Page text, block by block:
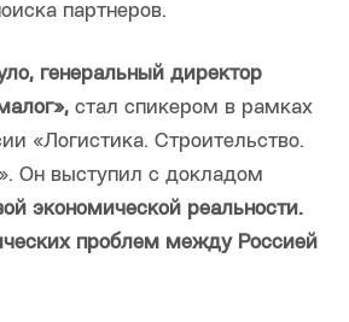
партнеров.
генеральный директор
стал спикером в рамках
«Логистика. Строительство.
Он выступил с докладом
экономической реальности.
проблем между Россией